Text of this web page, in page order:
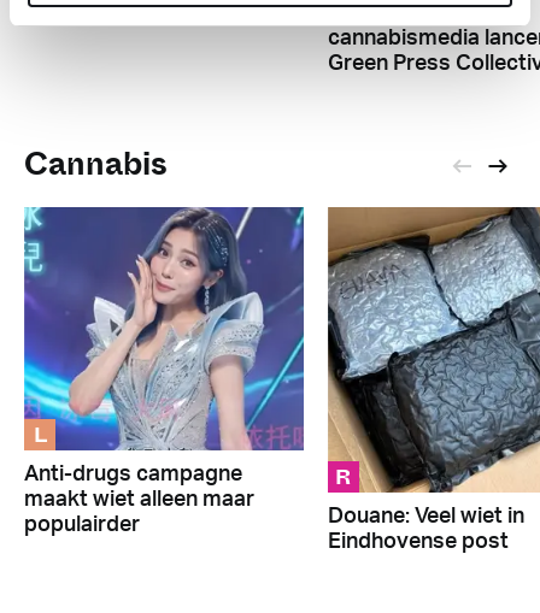
Amerikaanse
cannabismedia
Green Press
Cannabis
L
Anti-drugs campagne
maakt wiet alleen maar
populairder
R
Douane: Veel wiet in
Eindhovense post